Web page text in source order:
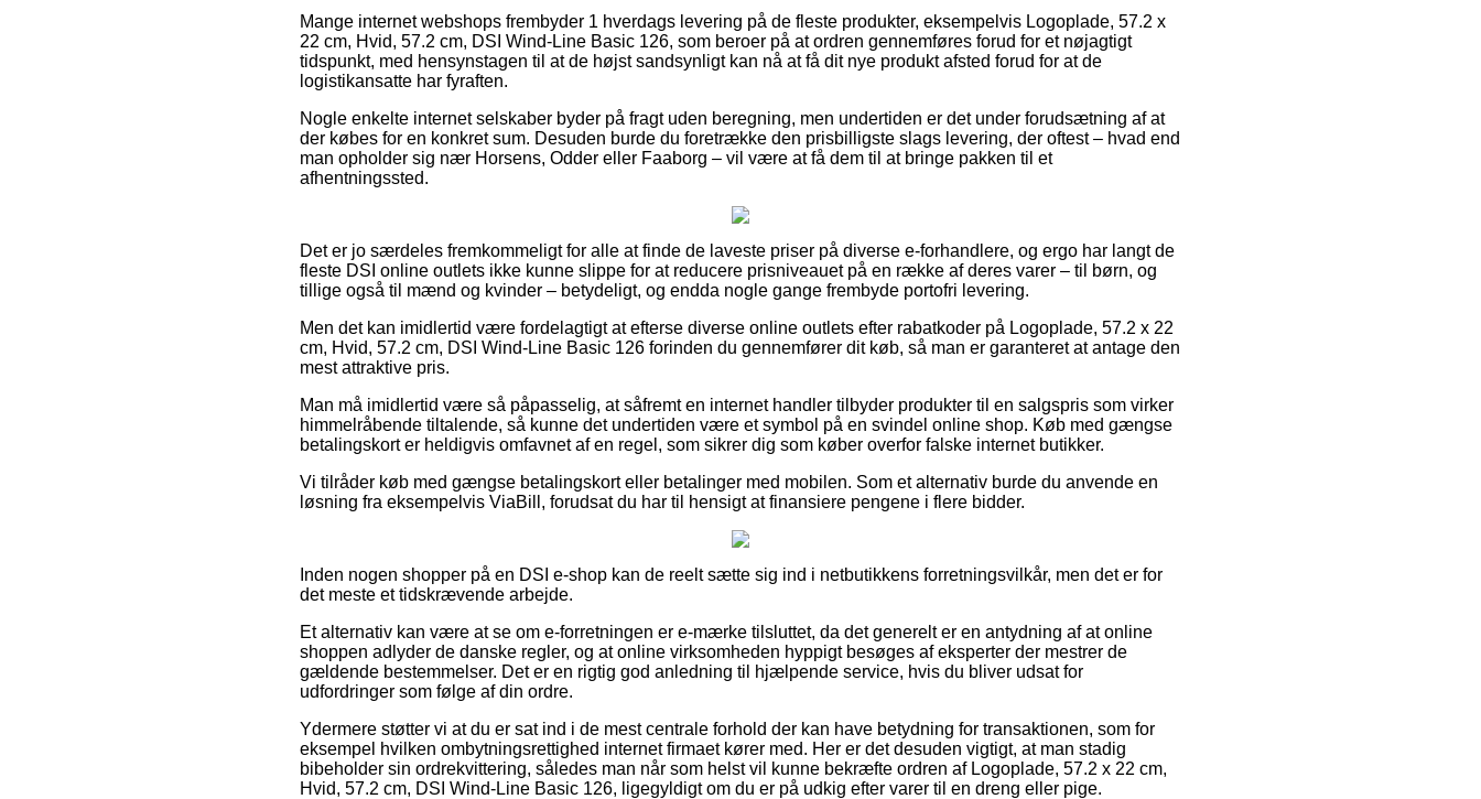
Mange internet webshops frembyder 1 hverdags levering på de fleste produkter, eksempelvis Logoplade, 57.2 x
22 cm, Hvid, 57.2 cm, DSI Wind-Line Basic 126, som beroer på at ordren gennemføres forud for et nøjagtigt
tidspunkt, med hensynstagen til at de højst sandsynligt kan nå at få dit nye produkt afsted forud for at de
logistikansatte har fyraften.
Nogle enkelte internet selskaber byder på fragt uden beregning, men undertiden er det under forudsætning af at
der købes for en konkret sum. Desuden burde du foretrække den prisbilligste slags levering, der oftest – hvad end
man opholder sig nær Horsens, Odder eller Faaborg – vil være at få dem til at bringe pakken til et
afhentningssted.
Det er jo særdeles fremkommeligt for alle at finde de laveste priser på diverse e-forhandlere, og ergo har langt de
fleste DSI online outlets ikke kunne slippe for at reducere prisniveauet på en række af deres varer – til børn, og
tillige også til mænd og kvinder – betydeligt, og endda nogle gange frembyde portofri levering.
Men det kan imidlertid være fordelagtigt at efterse diverse online outlets efter rabatkoder på Logoplade, 57.2 x 22
cm, Hvid, 57.2 cm, DSI Wind-Line Basic 126 forinden du gennemfører dit køb, så man er garanteret at antage den
mest attraktive pris.
Man må imidlertid være så påpasselig, at såfremt en internet handler tilbyder produkter til en salgspris som virker
himmelråbende tiltalende, så kunne det undertiden være et symbol på en svindel online shop. Køb med gængse
betalingskort er heldigvis omfavnet af en regel, som sikrer dig som køber overfor falske internet butikker.
Vi tilråder køb med gængse betalingskort eller betalinger med mobilen. Som et alternativ burde du anvende en
løsning fra eksempelvis ViaBill, forudsat du har til hensigt at finansiere pengene i flere bidder.
Inden nogen shopper på en DSI e-shop kan de reelt sætte sig ind i netbutikkens forretningsvilkår, men det er for
det meste et tidskrævende arbejde.
Et alternativ kan være at se om e-forretningen er e-mærke tilsluttet, da det generelt er en antydning af at online
shoppen adlyder de danske regler, og at online virksomheden hyppigt besøges af eksperter der mestrer de
gældende bestemmelser. Det er en rigtig god anledning til hjælpende service, hvis du bliver udsat for
udfordringer som følge af din ordre.
Ydermere støtter vi at du er sat ind i de mest centrale forhold der kan have betydning for transaktionen, som for
eksempel hvilken ombytningsrettighed internet firmaet kører med. Her er det desuden vigtigt, at man stadig
bibeholder sin ordrekvittering, således man når som helst vil kunne bekræfte ordren af Logoplade, 57.2 x 22 cm,
Hvid, 57.2 cm, DSI Wind-Line Basic 126, ligegyldigt om du er på udkig efter varer til en dreng eller pige.